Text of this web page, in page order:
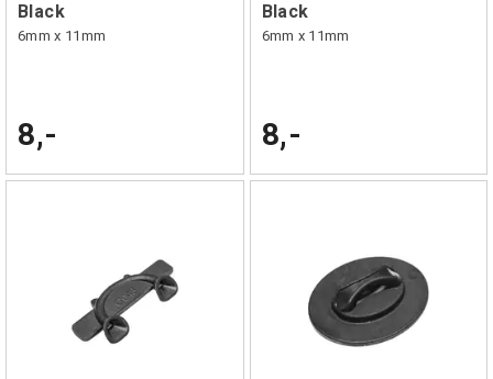
Black
6mm x 11mm
8,-
Black
6mm x 11mm
8,-